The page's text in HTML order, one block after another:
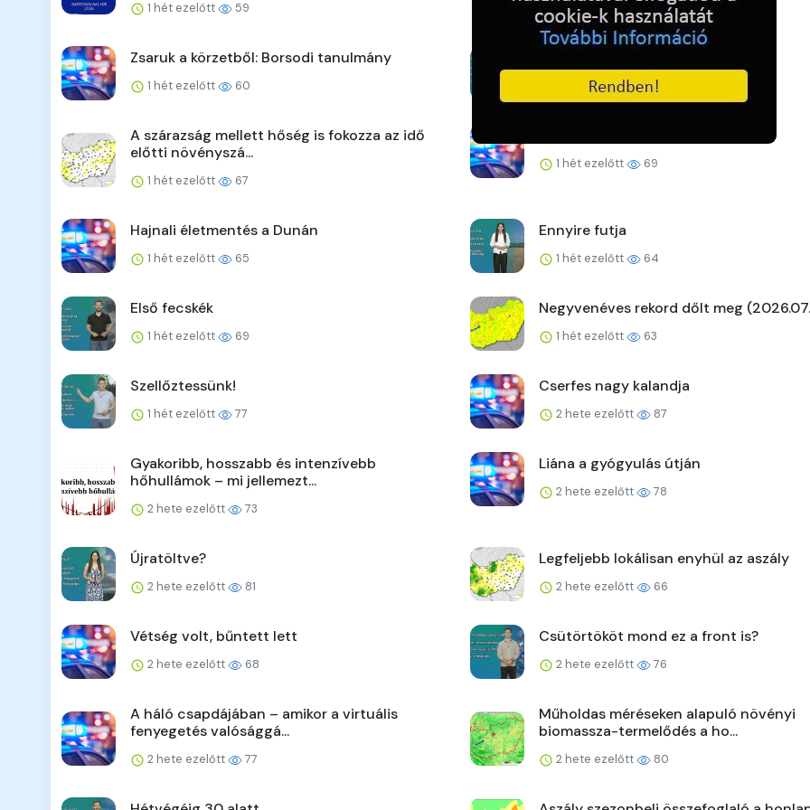
1 hét ezelőtt 59
Zsaruk a körzetből: Borsodi tanulmány
1 hét ezelőtt 60 1 hét ezelőtt 66
A szárazság mellett hőség is fokozza az idő
előtti növényszá...
1 hét ezelőtt 67
1 hét ezelőtt 69
Hajnali életmentés a Dunán
1 hét ezelőtt 65
Ennyire futja
1 hét ezelőtt 64
Első fecskék
1 hét ezelőtt 69
Negyvenéves rekord dőlt meg
1 hét ezelőtt 63
Szellőztessünk!
1 hét ezelőtt 77
Cserfes nagy kalandja
2 hete ezelőtt 87
Gyakoribb, hosszabb és intenzívebb
hőhullámok – mi jellemezt...
2 hete ezelőtt 73
Liána a gyógyulás útján
2 hete ezelőtt 78
Újratöltve?
2 hete ezelőtt 81
Legfeljebb lokálisan enyhül az aszály
2 hete ezelőtt 66
Vétség volt, bűntett lett
2 hete ezelőtt 68
Csütörtököt mond ez a front is?
2 hete ezelőtt 76
A háló csapdájában – amikor a virtuális
fenyegetés valósággá...
2 hete ezelőtt 77
Műholdas méréseken alapuló növényi
biomassza-termelődés a ho...
2 hete ezelőtt 80